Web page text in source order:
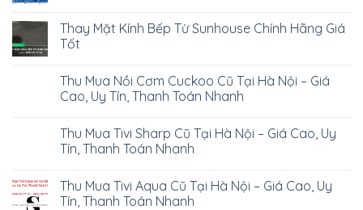
Thay Mặt Kính Bếp Từ Sunhouse Chính Hãng Giá
Tốt
Thu Mua Nồi Cơm Cuckoo Cũ Tại Hà Nội – Giá
Cao, Uy Tín, Thanh Toán Nhanh
Thu Mua Tivi Sharp Cũ Tại Hà Nội – Giá Cao, Uy
Tín, Thanh Toán Nhanh
Thu Mua Tivi Aqua Cũ Tại Hà Nội – Giá Cao, Uy
Tín, Thanh Toán Nhanh